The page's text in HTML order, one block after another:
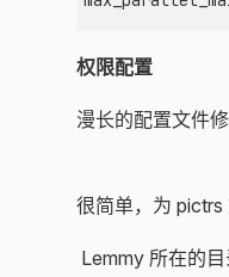
        }
#
#
    }
文件夹权限配置
经过了漫长的配置文件
这一步很简单，为
切换到 Lemmy 所在的